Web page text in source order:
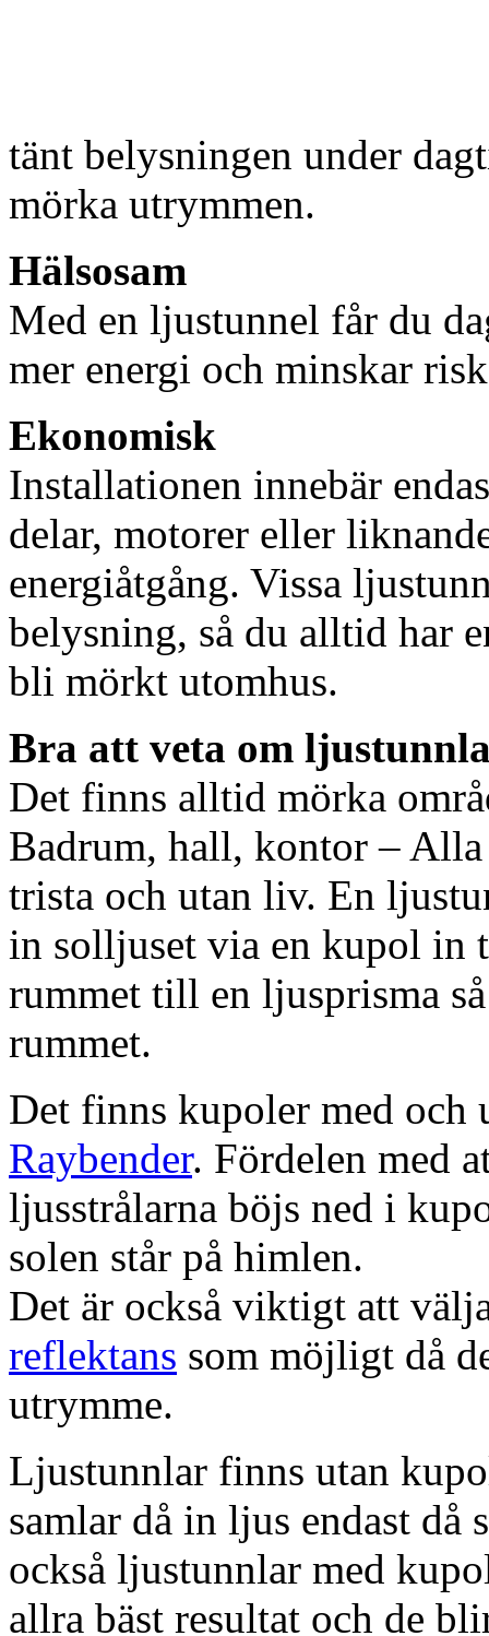
tänt belysningen under
mörka utrymmen.
Hälsosam
Med en ljustunnel får du
mer energi och minskar
Ekonomisk
Installationen innebär
delar, motorer eller
energiåtgång. Vissa
belysning, så du alltid har
bli mörkt utomhus.
Bra att veta om
Det finns alltid mörka
Badrum, hall, kontor – Alla
trista och utan liv. En
in solljuset via en kupol in
rummet till en ljusprisma
rummet.
Det finns kupoler med och
Raybender. Fördelen med
ljusstrålarna böjs ned i
solen står på himlen.
Det är också viktigt att
reflektans som möjligt då
utrymme.
Ljustunnlar finns utan
samlar då in ljus endast då
också ljustunnlar med
allra bäst resultat och de